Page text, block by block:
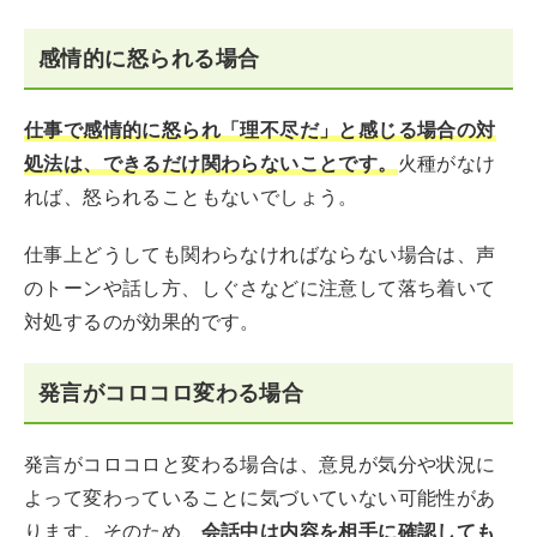
感情的に怒られる場合
仕事で感情的に怒られ「理不尽だ」と感じる場合の対
処法は、できるだけ関わらないことです。火種がなけ
れば、怒られることもないでしょう。
仕事上どうしても関わらなければならない場合は、声
のトーンや話し方、しぐさなどに注意して落ち着いて
対処するのが効果的です。
発言がコロコロ変わる場合
発言がコロコロと変わる場合は、意見が気分や状況に
よって変わっていることに気づいていない可能性があ
ります。そのため、 会話中は内容を相手に確認しても